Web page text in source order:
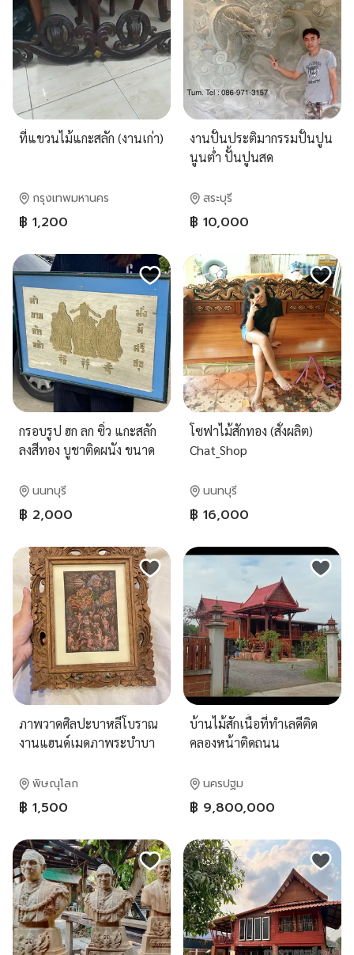
ที่แขวนไม้แกะสลัก (งานเก่า)
กรุงเทพมหานคร
฿ 1,200
งานปั้นประติมากรรมปั้นปูน
นูนต่ำ ปั้นปูนสด
สระบุรี
฿ 10,000
กรอบรูป ฮก ลก ซิ่ว แกะสลัก
ลงสีทอง บูชาติดผนัง ขนาด
นนทบุรี
฿ 2,000
โซฟาไม้สักทอง (สั่งผลิต)
Chat_Shop
นนทบุรี
฿ 16,000
ภาพวาดศิลปะบาหลีโบราณ
งานแฮนด์เมดภาพระบำบา
สลักฉลุลายละเอียด
พิษณุโลก
฿ 1,500
บ้านไม้สักเนื้อที่ทำเลดีติด
คลองหน้าติดถนน
นครปฐม
฿ 9,800,000